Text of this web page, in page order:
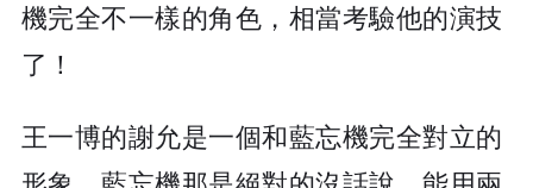
機完全不一樣的角色，相當考驗他的演技
了！
王一博的謝允是一個和藍忘機完全對立的